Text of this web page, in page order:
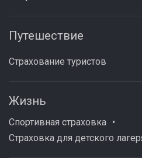
Путешествие
Страхование туристов
Жизнь
Спортивная страховка
Страховка для детского